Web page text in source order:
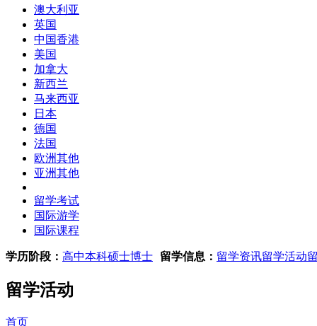
澳大利亚
英国
中国香港
美国
加拿大
新西兰
马来西亚
日本
德国
法国
欧洲其他
亚洲其他
留学考试
国际游学
国际课程
学历阶段： 高中本科硕士博士 留学信息： 留学资讯留学活动
留学活动
首页